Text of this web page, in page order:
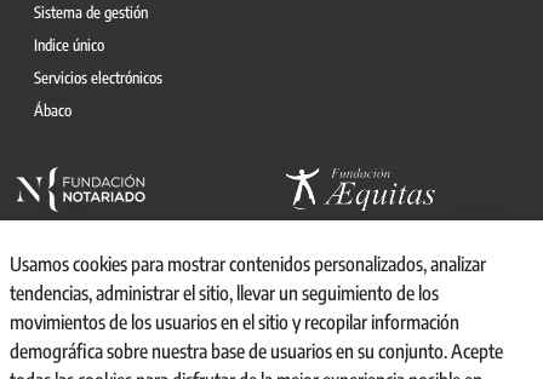
Sistema de gestión
Indice único
Servicios electrónicos
Ábaco
© 2026, CONSEJO GENERAL DEL NOTARIO
CANAL INTERNO DE INFORMACIÓN
Usamos cookies para mostrar contenidos personalizados, analizar
tendencias, administrar el sitio, llevar un seguimiento de los
movimientos de los usuarios en el sitio y recopilar información
demográfica sobre nuestra base de usuarios en su conjunto. Acepte